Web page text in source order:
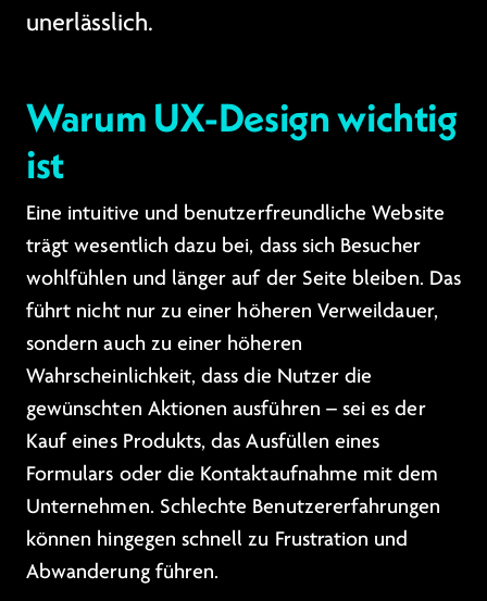
unerlässlich.
Warum UX-Design wichtig
ist
Eine intuitive und benutzerfreundliche Website
trägt wesentlich dazu bei, dass sich Besucher
wohlfühlen und länger auf der Seite bleiben. Das
führt nicht nur zu einer höheren Verweildauer,
sondern auch zu einer höheren
Wahrscheinlichkeit, dass die Nutzer die
gewünschten Aktionen ausführen – sei es der
Kauf eines Produkts, das Ausfüllen eines
Formulars oder die Kontaktaufnahme mit dem
Unternehmen. Schlechte Benutzererfahrungen
können hingegen schnell zu Frustration und
Abwanderung führen.